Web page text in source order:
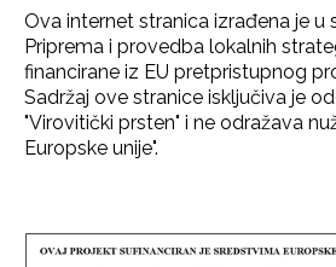
Ova internet stranica izrađena je u
Priprema i provedba lokalnih
financirane iz EU pretpristupnog
Sadržaj ove stranice isključiva je
"Virovitički prsten" i ne odražava
Europske unije".